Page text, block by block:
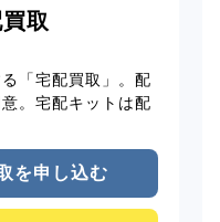
取
「宅配買取」。配
。宅配キットは配
を申し込む